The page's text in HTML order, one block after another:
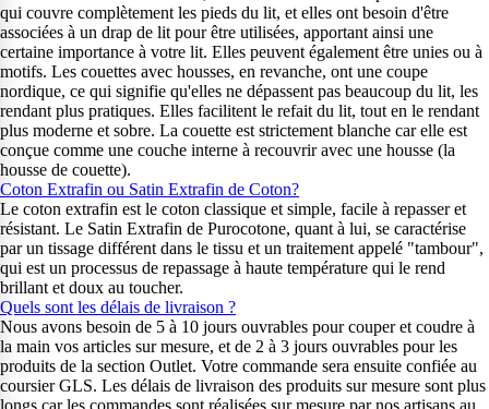
qui couvre complètement les pieds du lit, et elles ont besoin d'être
associées à un drap de lit pour être utilisées, apportant ainsi une
certaine importance à votre lit. Elles peuvent également être unies ou à
motifs. Les couettes avec housses, en revanche, ont une coupe
nordique, ce qui signifie qu'elles ne dépassent pas beaucoup du lit, les
rendant plus pratiques. Elles facilitent le refait du lit, tout en le rendant
plus moderne et sobre. La couette est strictement blanche car elle est
conçue comme une couche interne à recouvrir avec une housse (la
housse de couette).
Coton Extrafin ou Satin Extrafin de Coton?
Le coton extrafin est le coton classique et simple, facile à repasser et
résistant. Le Satin Extrafin de Purocotone, quant à lui, se caractérise
par un tissage différent dans le tissu et un traitement appelé "tambour",
qui est un processus de repassage à haute température qui le rend
brillant et doux au toucher.
Quels sont les délais de livraison ?
Nous avons besoin de 5 à 10 jours ouvrables pour couper et coudre à
la main vos articles sur mesure, et de 2 à 3 jours ouvrables pour les
produits de la section Outlet. Votre commande sera ensuite confiée au
coursier GLS. Les délais de livraison des produits sur mesure sont plus
longs car les commandes sont réalisées sur mesure par nos artisans au